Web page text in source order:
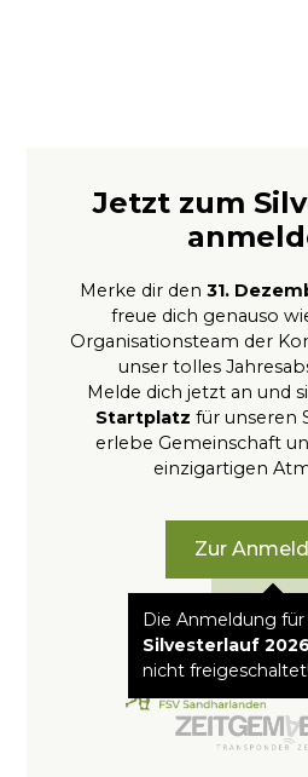
Jetzt zum
Merke dir den 31.
freue dich genauso
Organisationsteam der
unser tolles
Melde dich jetzt an und
Startplatz für unseren
erlebe Gemeinschaft
einzigartigen
Die Anmeldung für
Silvesterlauf 2026
nicht freigeschaltet!
Zur